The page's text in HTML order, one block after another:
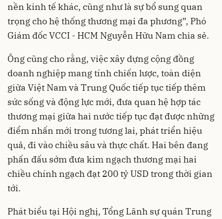
nền kinh tế khác, cũng như là sự bổ sung quan
trọng cho hệ thống thương mại đa phương”, Phó
Giám đốc VCCI - HCM Nguyễn Hữu Nam chia sẻ.
Ông cũng cho rằng, việc xây dựng cộng đồng
doanh nghiệp mang tính chiến lược, toàn diện
giữa Việt Nam và Trung Quốc tiếp tục tiếp thêm
sức sống và động lực mới, đưa quan hệ hợp tác
thương mại giữa hai nước tiếp tục đạt được những
điểm nhấn mới trong tương lai, phát triển hiệu
quả, đi vào chiều sâu và thực chất. Hai bên đang
phấn đấu sớm đưa kim ngạch thương mại hai
chiều chính ngạch đạt 200 tỷ USD trong thời gian
tới.
Phát biểu tại Hội nghị, Tổng Lãnh sự quán Trung